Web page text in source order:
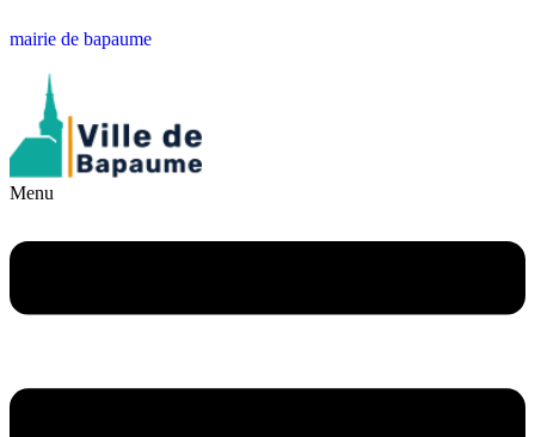
mairie de bapaume
Menu